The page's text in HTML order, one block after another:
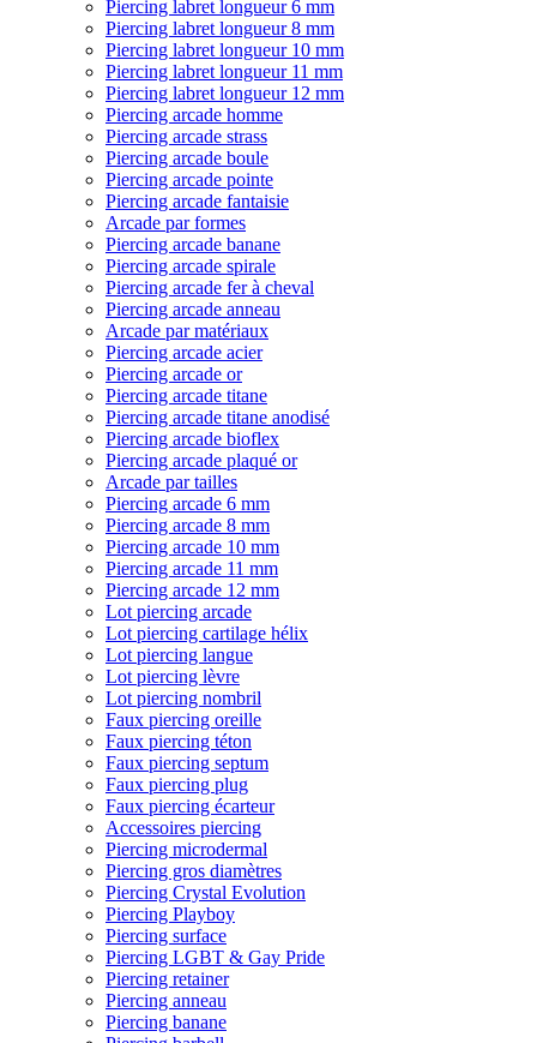
Piercing labret longueur 6 mm
Piercing labret longueur 8 mm
Piercing labret longueur 10 mm
Piercing labret longueur 11 mm
Piercing labret longueur 12 mm
Piercing arcade homme
Piercing arcade strass
Piercing arcade boule
Piercing arcade pointe
Piercing arcade fantaisie
Arcade par formes
Piercing arcade banane
Piercing arcade spirale
Piercing arcade fer à cheval
Piercing arcade anneau
Arcade par matériaux
Piercing arcade acier
Piercing arcade or
Piercing arcade titane
Piercing arcade titane anodisé
Piercing arcade bioflex
Piercing arcade plaqué or
Arcade par tailles
Piercing arcade 6 mm
Piercing arcade 8 mm
Piercing arcade 10 mm
Piercing arcade 11 mm
Piercing arcade 12 mm
Lot piercing arcade
Lot piercing cartilage hélix
Lot piercing langue
Lot piercing lèvre
Lot piercing nombril
Faux piercing oreille
Faux piercing téton
Faux piercing septum
Faux piercing plug
Faux piercing écarteur
Accessoires piercing
Piercing microdermal
Piercing gros diamètres
Piercing Crystal Evolution
Piercing Playboy
Piercing surface
Piercing LGBT & Gay Pride
Piercing retainer
Piercing anneau
Piercing banane